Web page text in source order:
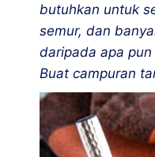
butuhkan untuk
semur, dan
daripada apa
Buat campuran